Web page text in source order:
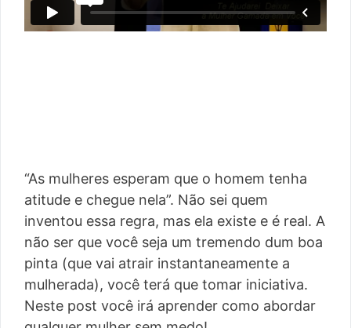
“As mulheres esperam que o homem tenha
atitude e chegue nela”. Não sei quem
inventou essa regra, mas ela existe e é real. A
não ser que você seja um tremendo dum boa
pinta (que vai atrair instantaneamente a
mulherada), você terá que tomar iniciativa.
Neste post você irá aprender como abordar